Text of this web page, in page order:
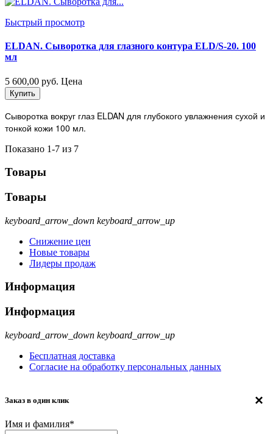
Быстрый просмотр
ELDAN. Сыворотка для глазного контура ELD/S-20. 100
мл
5 600,00 руб. Цена
Купить
Сыворотка вокруг глаз ELDAN для глубокого увлажнения сухой и
тонкой кожи 100 мл.
Показано 1-7 из 7
Товары
Товары
keyboard_arrow_down keyboard_arrow_up
Снижение цен
Новые товары
Лидеры продаж
Информация
Информация
keyboard_arrow_down keyboard_arrow_up
Бесплатная доставка
Согласие на обработку персональных данных
Заказ в один клик ×
Имя и фамилия*